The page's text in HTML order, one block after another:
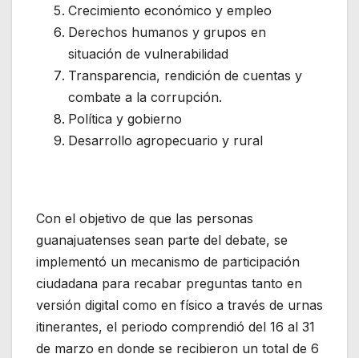
Crecimiento económico y empleo
Derechos humanos y grupos en
situación de vulnerabilidad
Transparencia, rendición de cuentas y
combate a la corrupción.
Política y gobierno
Desarrollo agropecuario y rural
Con el objetivo de que las personas
guanajuatenses sean parte del debate, se
implementó un mecanismo de participación
ciudadana para recabar preguntas tanto en
versión digital como en físico a través de urnas
itinerantes, el periodo comprendió del 16 al 31
de marzo en donde se recibieron un total de 6